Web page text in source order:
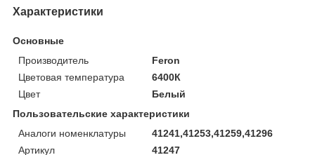
Характеристики
Основные
Производитель
Feron
Цветовая температура
6400К
Цвет
Белый
Пользовательские характеристики
Аналоги номенклатуры
41241,41253,41259,41296
Артикул
41247